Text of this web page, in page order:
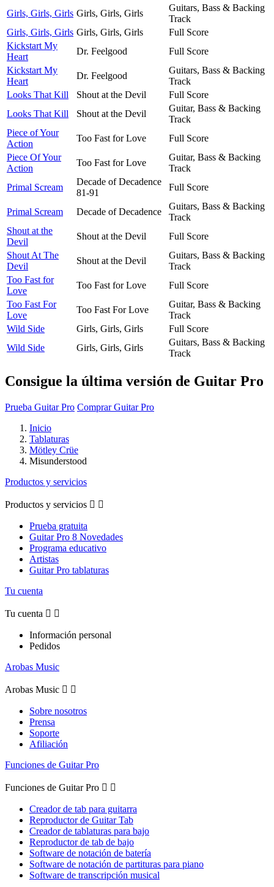
Girls, Girls, Girls Girls, Girls, Girls
Guitars, Bass & Backing
Track
Girls, Girls, Girls Girls, Girls, Girls
Full Score
Kickstart My
Heart
Dr. Feelgood
Full Score
Kickstart My
Heart
Dr. Feelgood
Guitars, Bass & Backing
Track
Looks That Kill
Shout at the Devil
Full Score
Looks That Kill
Shout at the Devil
Guitar, Bass & Backing
Track
Piece of Your
Action
Too Fast for Love
Full Score
Piece Of Your
Action
Too Fast for Love
Guitar, Bass & Backing
Track
Primal Scream
Decade of Decadence
81-91
Full Score
Primal Scream Decade of Decadence
Guitars, Bass & Backing
Track
Shout at the
Devil
Shout at the Devil
Full Score
Shout At The
Devil
Shout at the Devil
Guitars, Bass & Backing
Track
Too Fast for
Love
Too Fast for Love
Full Score
Too Fast For
Love
Too Fast For Love
Guitar, Bass & Backing
Track
Wild Side
Girls, Girls, Girls
Full Score
Wild Side
Girls, Girls, Girls
Guitars, Bass & Backing
Track
Consigue la última versión de Guitar Pro
Prueba Guitar Pro Comprar Guitar Pro
Inicio
Tablaturas
Mötley Crüe
Misunderstood
Productos y servicios
Productos y servicios  
Prueba gratuita
Guitar Pro 8 Novedades
Programa educativo
Artistas
Guitar Pro tablaturas
Tu cuenta
Tu cuenta  
Información personal
Pedidos
Arobas Music
Arobas Music  
Sobre nosotros
Prensa
Soporte
Afiliación
Funciones de Guitar Pro
Funciones de Guitar Pro  
Creador de tab para guitarra
Reproductor de Guitar Tab
Creador de tablaturas para bajo
Reproductor de tab de bajo
Software de notación de batería
Software de notación de partituras para piano
Software de transcripción musical